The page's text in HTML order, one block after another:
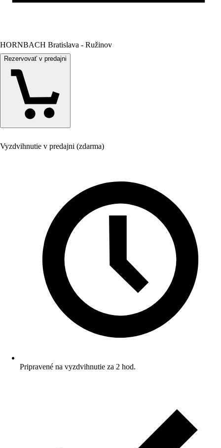
HORNBACH Bratislava - Ružinov
Rezervovať v predajni
Vyzdvihnutie v predajni (zdarma)
Pripravené na vyzdvihnutie za 2 hod.